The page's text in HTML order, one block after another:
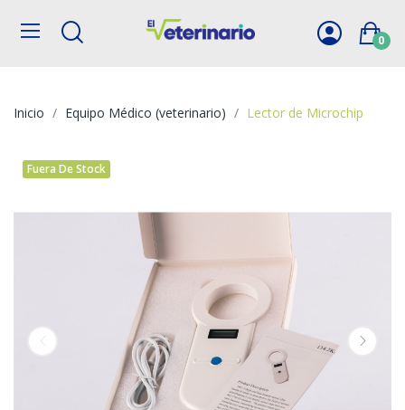
0
Inicio Equipo Médico (veterinario) Lector de Microchip
Fuera De Stock